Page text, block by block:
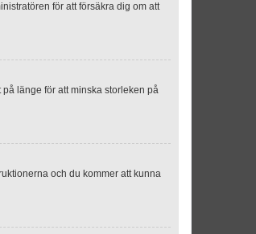
för att försäkra dig om att
länge för att minska storleken på
och du kommer att kunna